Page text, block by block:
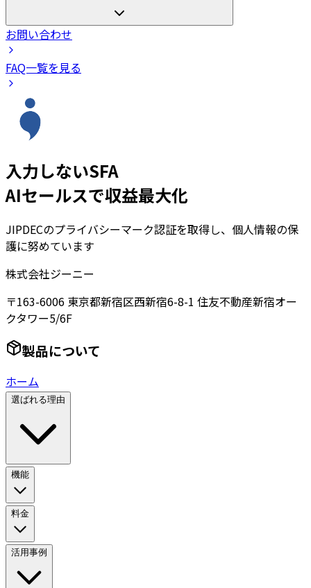
お問い合わせ
FAQ一覧を見る
入力しないSFA
AIセールスで収益最大化
JIPDECのプライバシーマーク認証を取得し、個人情報の保
護に努めています
株式会社ジーニー
〒163-6006 東京都新宿区西新宿6-8-1 住友不動産新宿オー
クタワー5/6F
製品について
ホーム
選ばれる理由
機能
料金
活用事例